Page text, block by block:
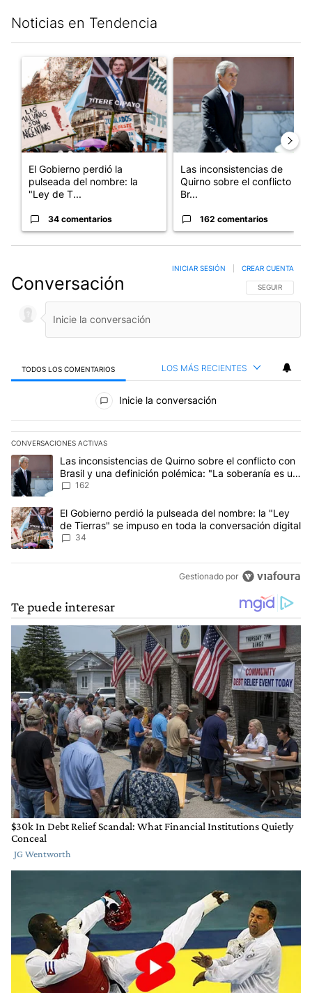
Noticias en Tendencia
Un artículo de tendencia con el título "El Gobierno perdió la
El Gobierno perdió la
pulseada del nombre: la
"Ley de T...
34 comentarios
Un artículo de tendencia con
Las inconsistencias de
Quirno sobre el conflicto con
Br...
162 comentarios
Conversación SIGA ESTA
SEGUIR
INICIAR SESIÓN CREAR CUENTA
TODOS LOS COMENTARIOS LOS MÁS RECIENTES
Todos los comentarios
Inicie la conversación
CONVERSACIONES ACTIVAS
Este listado muestra los artículos con más comentarios en los
Un artículo de tendencia con el título "Las inconsistencias de
Las inconsistencias de Quirno sobre el conflicto con
Brasil y una definición polémica: "La soberanía es un
concepto antiguo"
162
Un artículo de tendencia con el título "El Gobierno perdió la
El Gobierno perdió la pulseada del nombre: la "Ley
de Tierras" se impuso en toda la conversación digital
34
Gestionado por